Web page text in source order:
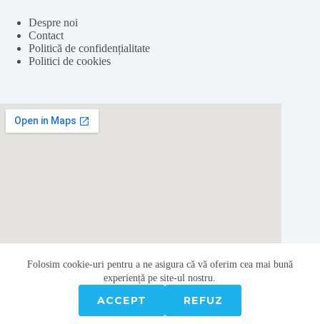
Folosim cookie-uripentru a ne asiguracă vă oferim cea maibună
experiență pesite-ul nostru.
ACCEPT REFUZ
Despre noi
Contact
Politică de confidențialitate
Politici de cookies